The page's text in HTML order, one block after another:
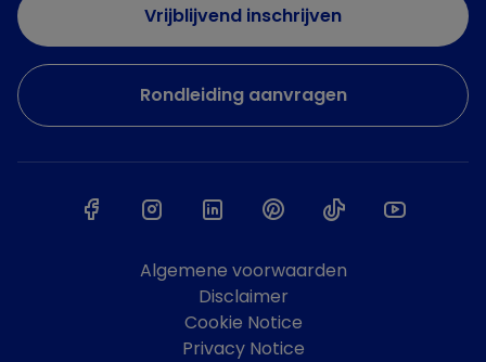
Vrijblijvend inschrijven
Rondleiding aanvragen
Algemene voorwaarden
Disclaimer
Cookie Notice
Privacy Notice